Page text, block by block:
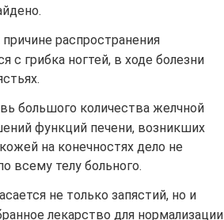
распространения
с грибка ногтей, в ходе болезни
большого количества желчной
функций печени, возникших
на конечностях дело не
всему телу больного.
не только запястий, но и
лекарство для нормализации